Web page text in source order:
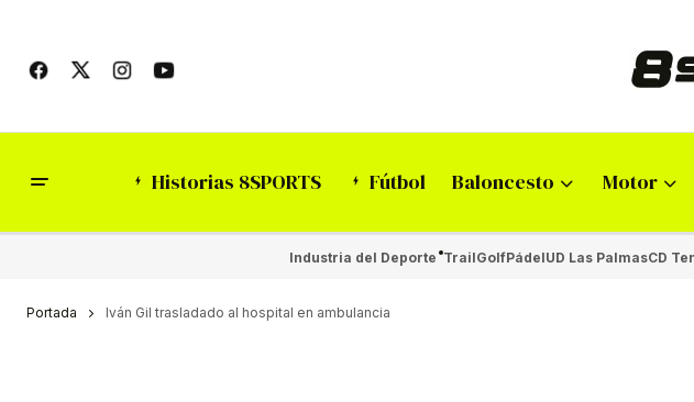
Historias 8SPORTS Fútbol Baloncesto Motor
Industria del Deporte TrailGolfPádelUD Las PalmasCD
Portada Iván Gil trasladado al hospital en ambulancia